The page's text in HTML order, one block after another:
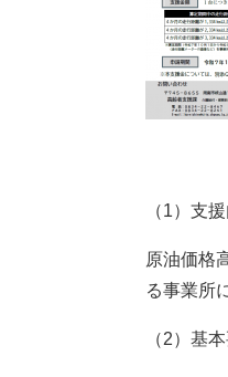
（1）支
原油価格
る事業所
（2）基